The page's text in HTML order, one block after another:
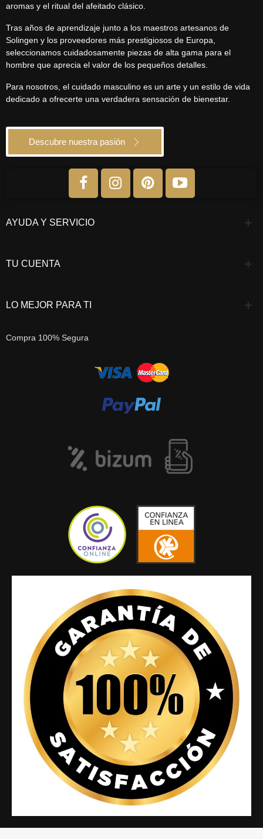
aromas y el ritual del afeitado clásico.
Tras años de aprendizaje junto a los maestros artesanos de
Solingen y los proveedores más prestigiosos de Europa,
seleccionamos cuidadosamente piezas de alta gama para el
hombre que aprecia el valor de los pequeños detalles.
Para nosotros, el cuidado masculino es un arte y un estilo de vida
dedicado a ofrecerte una verdadera sensación de bienestar.
Descubre nuestra pasión
AYUDA Y SERVICIO
TU CUENTA
LO MEJOR PARA TI
Compra 100% Segura